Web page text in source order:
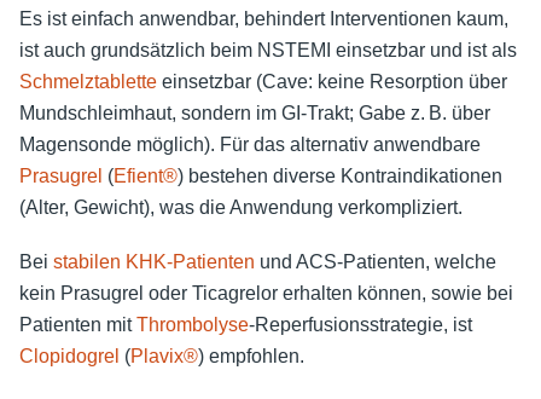
Es ist einfach anwendbar, behindert Interventionen kaum,
ist auch grundsätzlich beim NSTEMI einsetzbar und ist als
Schmelztablette einsetzbar (Cave: keine Resorption über
Mundschleimhaut, sondern im GI-Trakt; Gabe z. B. über
Magensonde möglich). Für das alternativ anwendbare
Prasugrel (Efient®) bestehen diverse Kontraindikationen
(Alter, Gewicht), was die Anwendung verkompliziert.
Bei stabilen KHK-Patienten und ACS-Patienten, welche
kein Prasugrel oder Ticagrelor erhalten können, sowie bei
Patienten mitThrombolyse-Reperfusionsstrategie, ist
Clopidogrel (Plavix®) empfohlen.